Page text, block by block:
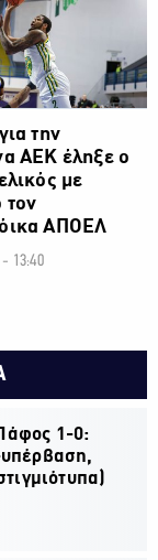
την
ΑΕΚ έληξε ο
με
τον
ΑΠΟΕΛ
13:40
1-0: